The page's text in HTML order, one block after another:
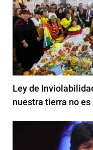
Ley de
nuestra tierra no